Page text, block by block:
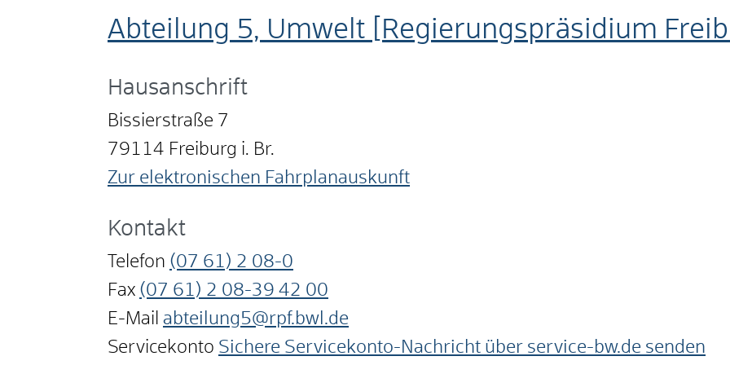
Abteilung 5, Umwelt [Regierungspräsidium
Hausanschrift
Bissierstraße 7
79114 Freiburg i. Br.
Zur elektronischen Fahrplanauskunft
Kontakt
Telefon (07 61) 2 08-0
Fax (07 61) 2 08-39 42 00
E-Mail abteilung5@rpf.bwl.de
Servicekonto Sichere Servicekonto-Nachricht über service-bw.de senden